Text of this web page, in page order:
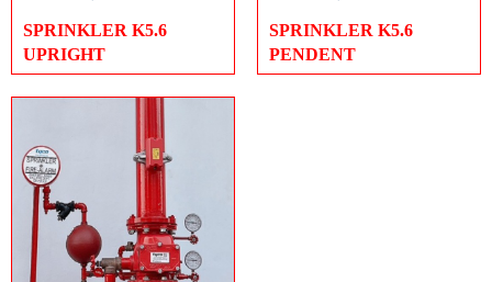
SPRINKLER K5.6
UPRIGHT
SPRINKLER K5.6
PENDENT